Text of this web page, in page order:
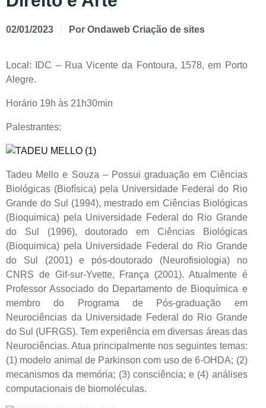
02/01/2023 Por Ondaweb Criação de sites
Local: IDC – Rua Vicente da Fontoura, 1578, em Porto
Alegre.
Horário 19h às 21h30min
Palestrantes:
Tadeu Mello e Souza – Possui graduação em Ciências
Biológicas (Biofísica) pela Universidade Federal do Rio
Grande do Sul (1994), mestrado em Ciências Biológicas
(Bioquimica) pela Universidade Federal do Rio Grande
do Sul (1996), doutorado em Ciências Biológicas
(Bioquimica) pela Universidade Federal do Rio Grande
do Sul (2001) e pós-doutorado (Neurofisiologia) no
CNRS de Gif-sur-Yvette, França (2001). Atualmente é
Professor Associado do Departamento de Bioquímica e
membro do Programa de Pós-graduação em
Neurociências da Universidade Federal do Rio Grande
do Sul (UFRGS). Tem experiência em diversas áreas das
Neurociências. Atua principalmente nos seguintes temas:
(1) modelo animal de Parkinson com uso de 6-OHDA; (2)
mecanismos da memória; (3) consciência; e (4) análises
computacionais de biomoléculas.